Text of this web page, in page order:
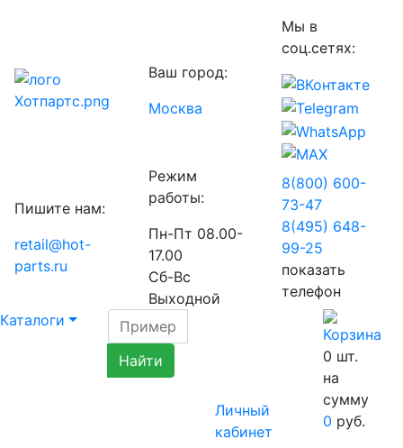
Ваш город:
Москва
Мы в
соц.сетях:
Пишите нам:
retail@hot-
parts.ru
Режим
работы:
Пн-Пт 08.00-
17.00
Сб-Вс
Выходной
8(800) 600-
73-47
8(495) 648-
99-25
показать
телефон
Каталоги
Личный
кабинет
0 шт.
на
сумму
0 руб.